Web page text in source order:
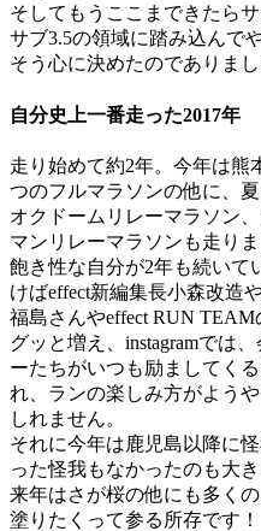
そしてもうここまできたら
サブ3.5の領域に踏み込んで
そう心に決めたのでありまし
自分史上一番走った2017年
走り始めて約2年。今年は熊
つのフルマラソンの他に、
オクドームリレーマラソン
マンリレーマラソンも走り
飽き性な自分が2年も続いて
けばeffect新編集長小森改造
福島さんやeffect RUN
グッと増え、instagramでは
ーたちがいつも励ましてく
れ、ランの楽しみ方がよう
しれません。
それに今年は鹿児島以降に
った怪我もなかったのも大き
来年はさが桜の他にも多く
塗りたくって参る所存です！